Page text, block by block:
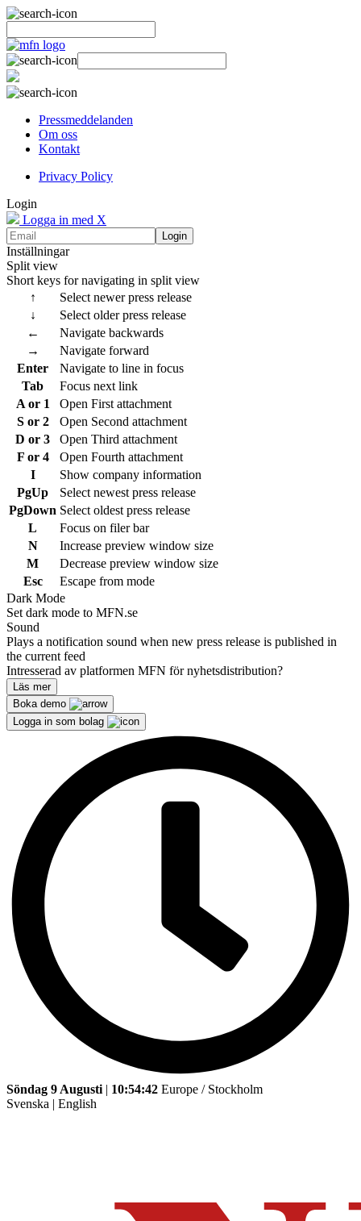
Pressmeddelanden
Om oss
Kontakt
Privacy Policy
Login
Logga in med X
Login
Inställningar
Split view
Short keys for navigating in split view
↑
Select newer press release
↓
Select older press release
←
Navigate backwards
→
Navigate forward
Enter
Navigate to line in focus
Tab
Focus next link
A or 1
Open First attachment
S or 2
Open Second attachment
D or 3
Open Third attachment
F or 4
Open Fourth attachment
I
Show company information
PgUp
Select newest press release
PgDown Select oldest press release
L
Focus on filer bar
N
Increase preview window size
M
Decrease preview window size
Esc
Escape from mode
Dark Mode
Set dark mode to MFN.se
Sound
Plays a notification sound when new press release is published in
the current feed
Intresserad av platformen MFN för nyhetsdistribution?
Läs mer
Boka demo
Logga in som bolag
Söndag 9 Augusti | 10:54:42 Europe / Stockholm
Svenska | English